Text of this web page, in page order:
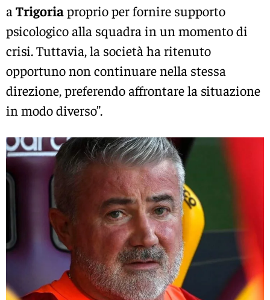
a Trigoriaproprio per fornire supporto
psicologico alla squadra in un momento di
crisi. Tuttavia, la società ha ritenuto
opportuno non continuare nella stessa
direzione, preferendo affrontare la situazione
in modo diverso”.